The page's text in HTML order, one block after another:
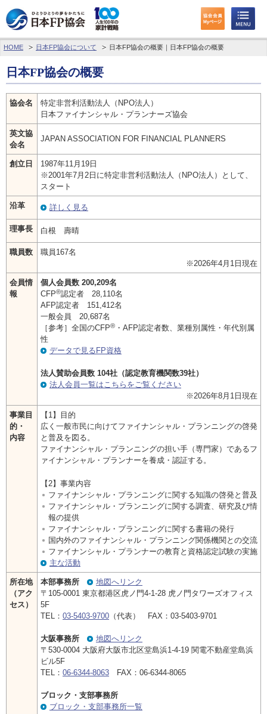
わたしたちのくらしとお金
FPに相談する
FP資格取得を目指す
FP技能検定
個人会員の皆様へ
日本FP協会について
パーソナルファイナンス教育について
アクセス
お問い合わせ
法人・行政機関の方へ
報道・メディア関係者の方へ
CLOSE
HOME 日本FP協会について 日本FP協会の概要｜日本FP協会の概要
日本FP協会の概要
協会名
特定非営利活動法人（NPO法人）
日本ファイナンシャル・プランナーズ協会
英文協
会名
JAPAN ASSOCIATION FOR FINANCIAL PLANNERS
創立日
1987年11月19日
※2001年7月2日に特定非営利活動法人（NPO法人）として、
スタート
沿革 詳しく見る
理事長 白根 壽晴
職員数
職員167名
※2026年4月1日現在
会員情
報
個人会員数 200,209名
CFP®認定者 28,110名
AFP認定者 151,412名
一般会員 20,687名
［参考］全国のCFP® ・AFP認定者数、業種別属性・年代別属
性
データで見るFP資格
法人賛助会員数 104社（認定教育機関数39社）
法人会員一覧はこちらをご覧ください
※2026年8月1日現在
事業目
的・
内容
【1】目的
広く一般市民に向けてファイナンシャル・プランニングの啓発
と普及を図る。
ファイナンシャル・プランニングの担い手（専門家）であるフ
ァイナンシャル・プランナーを養成・認証する。
【2】事業内容
ファイナンシャル・プランニングに関する知識の啓発と普及
ファイナンシャル・プランニングに関する調査、研究及び情
報の提供
ファイナンシャル・プランニングに関する書籍の発行
国内外のファイナンシャル・プランニング関係機関との交流
ファイナンシャル・プランナーの教育と資格認定試験の実施
主な活動
所在地
（アク
セス）
本部事務所
地図へリンク
〒105-0001 東京都港区虎ノ門4-1-28 虎ノ門タワーズオフィス
5F
TEL： 03-5403-9700 （代表） FAX：03-5403-9701
大阪事務所
地図へリンク
〒530-0004 大阪府大阪市北区堂島浜1-4-19 関電不動産堂島浜
ビル5F
TEL： 06-6344-8063 FAX：06-6344-8065
ブロック・支部事務所
ブロック・支部事務所一覧